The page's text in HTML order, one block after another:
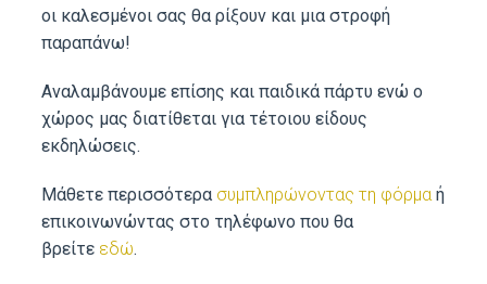
οι καλεσμένοι σας θα ρίξουν και μια στροφή
παραπάνω!
Αναλαμβάνουμε επίσης και παιδικά πάρτυ ενώ ο
χώρος μας διατίθεται για τέτοιου είδους
εκδηλώσεις.
Μάθετε περισσότερα συμπληρώνοντας τη φόρμα ή
επικοινωνώντας στο τηλέφωνο που θα
βρείτε εδώ.